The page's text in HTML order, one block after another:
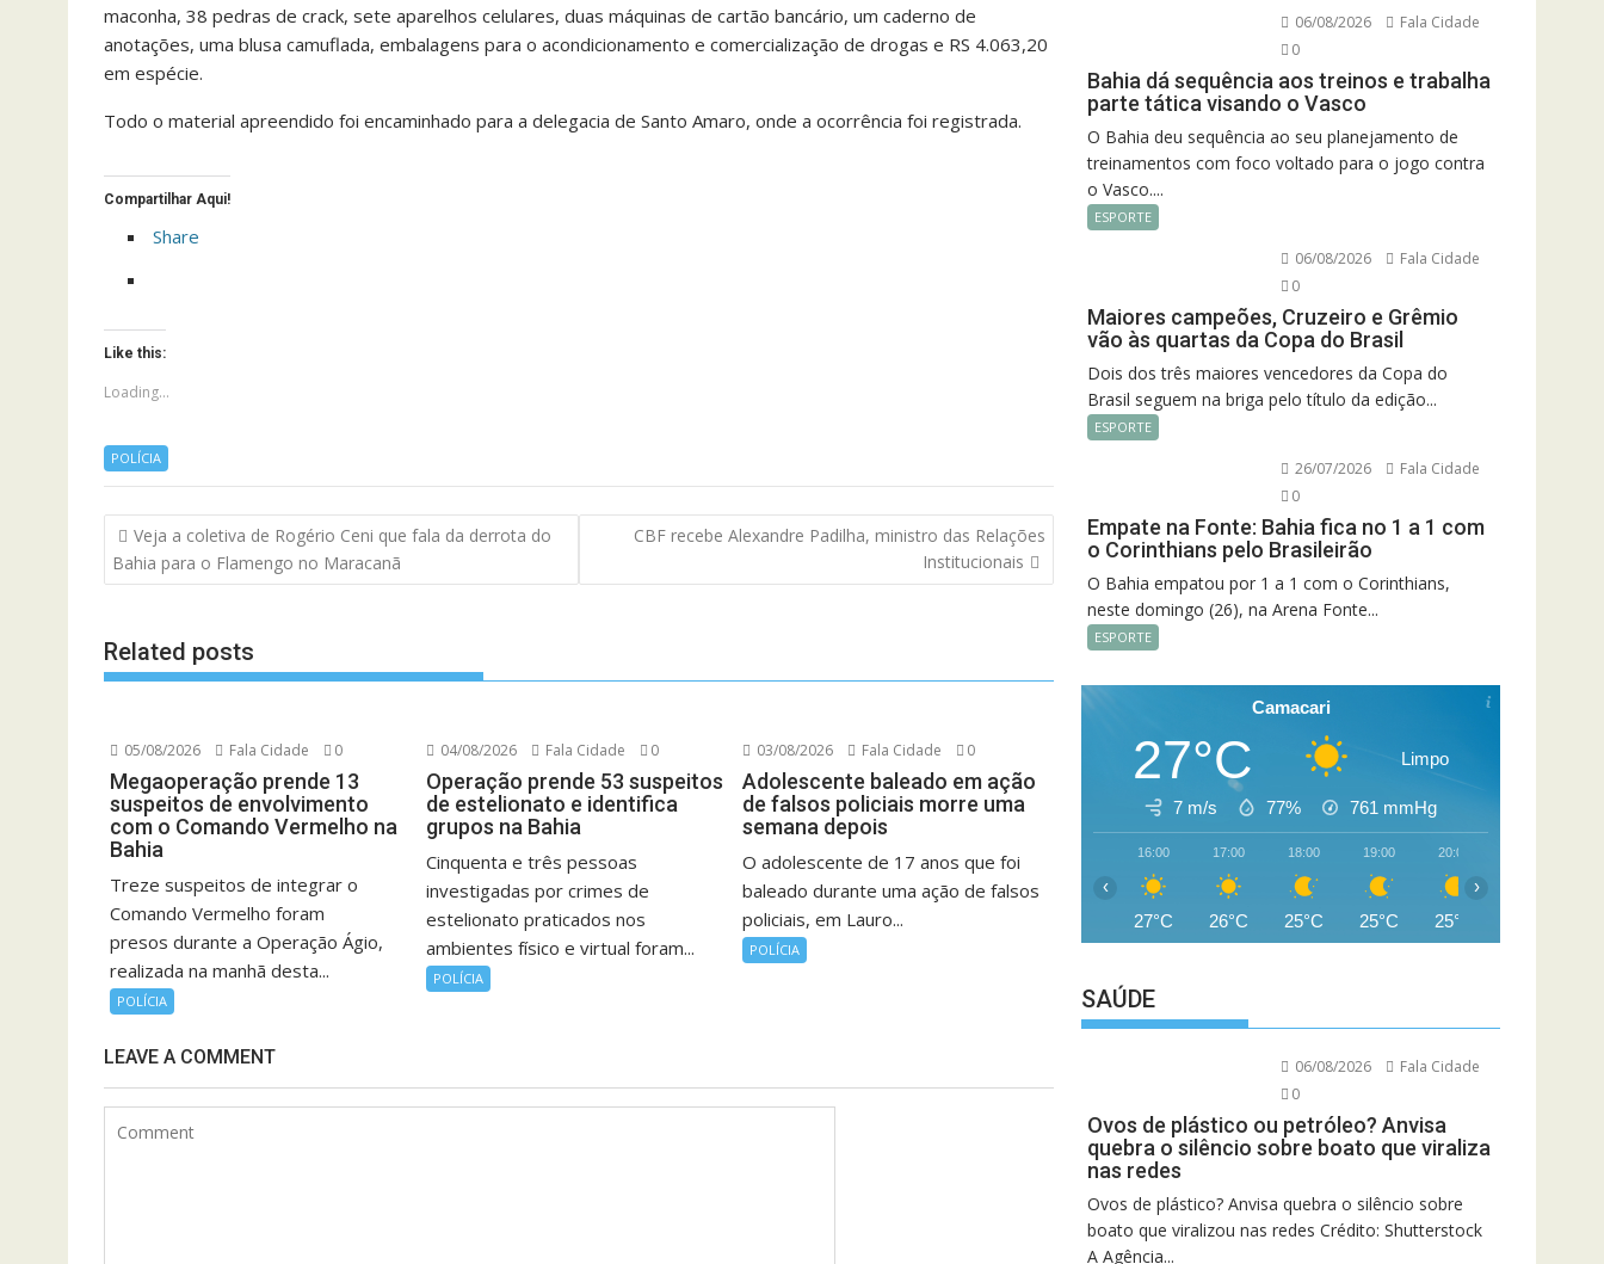
maconha, 38 pedras de crack, sete aparelhos celulares, duas máquinas de cartão bancário, um caderno de
anotações, uma blusa camuflada, embalagens para o acondicionamento e comercialização de drogas e RS 4.063,20
em espécie.
Todo o material apreendido foi encaminhado para a delegacia de Santo Amaro, onde a ocorrência foi registrada.
Compartilhar Aqui!
Share
Like this:
Loading...
POLÍCIA
Navegação
de
artigos
Veja a coletiva de Rogério Ceni que fala da derrota do
Bahia para o Flamengo no Maracanã
CBF recebe Alexandre Padilha, ministro das Relações
Institucionais
Related posts
05/08/2026 Fala Cidade 0
Megaoperação prende 13
suspeitos de envolvimento
com o Comando Vermelho na
Bahia
Treze suspeitos de integrar o
Comando Vermelho foram
presos durante a Operação Ágio,
realizada na manhã desta...
POLÍCIA
04/08/2026 Fala Cidade 0
Operação prende 53 suspeitos
de estelionato e identifica
grupos na Bahia
Cinquenta e três pessoas
investigadas por crimes de
estelionato praticados nos
ambientes físico e virtual foram...
POLÍCIA
03/08/2026 Fala Cidade 0
Adolescente baleado em ação
de falsos policiais morre uma
semana depois
O adolescente de 17 anos que foi
baleado durante uma ação de falsos
policiais, em Lauro...
POLÍCIA
LEAVE A COMMENT
06/08/2026
Fala Cidade
0
Bahia dá sequência aos treinos e trabalha
parte tática visando o Vasco
O Bahia deu sequência ao seu planejamento de
treinamentos com foco voltado para o jogo contra
o Vasco....
ESPORTE
06/08/2026
Fala Cidade
0
Maiores campeões, Cruzeiro e Grêmio
vão às quartas da Copa do Brasil
Dois dos três maiores vencedores da Copa do
Brasil seguem na briga pelo título da edição...
ESPORTE
26/07/2026
Fala Cidade
0
Empate na Fonte: Bahia fica no 1 a 1 com
o Corinthians pelo Brasileirão
O Bahia empatou por 1 a 1 com o Corinthians,
neste domingo (26), na Arena Fonte...
ESPORTE
Camacari
27°C Limpo
7 m/s 77% 761 mmHg
16:00
27°C
17:00
26°C
18:00
25°C
19:00
25°C
20:00
25°C
‹ ›
SAÚDE
06/08/2026
Fala Cidade
0
Ovos de plástico ou petróleo? Anvisa
quebra o silêncio sobre boato que viraliza
nas redes
Ovos de plástico? Anvisa quebra o silêncio sobre
boato que viralizou nas redes Crédito: Shutterstock
A Agência...